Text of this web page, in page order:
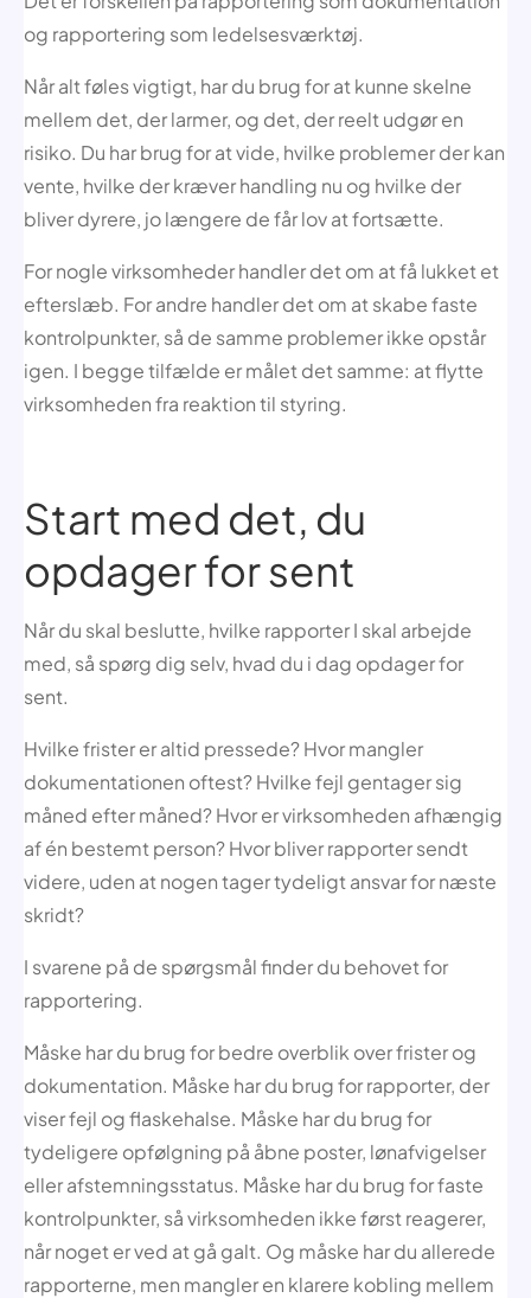
og rapportering som ledelsesværktøj.
Når alt føles vigtigt, har du brug for at kunne skelne
mellem det, der larmer, og det, der reelt udgør en
risiko. Du har brug for at vide, hvilke problemer der kan
vente, hvilke der kræver handling nu og hvilke der
bliver dyrere, jo længere de får lov at fortsætte.
For nogle virksomheder handler det om at få lukket et
efterslæb. For andre handler det om at skabe faste
kontrolpunkter, så de samme problemer ikke opstår
igen. I begge tilfælde er målet det samme: at flytte
virksomheden fra reaktion til styring.
Start med det, du
opdager for sent
Når du skal beslutte, hvilke rapporter I skal arbejde
med, så spørg dig selv, hvad du i dag opdager for
sent.
Hvilke frister er altid pressede? Hvor mangler
dokumentationen oftest? Hvilke fejl gentager sig
måned efter måned? Hvor er virksomheden afhængig
af én bestemt person? Hvor bliver rapporter sendt
videre, uden at nogen tager tydeligt ansvar for næste
skridt?
I svarene på de spørgsmål finder du behovet for
rapportering.
Måske har du brug for bedre overblik over frister og
dokumentation. Måske har du brug for rapporter, der
viser fejl og flaskehalse. Måske har du brug for
tydeligere opfølgning på åbne poster, lønafvigelser
eller afstemningsstatus. Måske har du brug for faste
kontrolpunkter, så virksomheden ikke først reagerer,
når noget er ved at gå galt. Og måske har du allerede
rapporterne, men mangler en klarere kobling mellem